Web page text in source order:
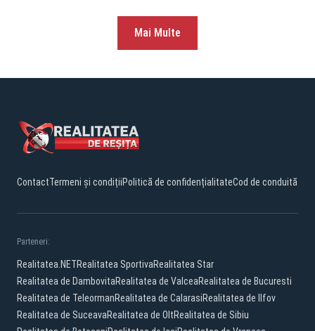
Mai Multe
ContactTermeni și condițiiPolitică de confidențialitateCod de conduită
Parteneri:
Realitatea.NETRealitatea SportivaRealitatea Star
Realitatea de DambovitaRealitatea de ValceaRealitatea de Bucuresti
Realitatea de TeleormanRealitatea de CalarasiRealitatea de Ilfov
Realitatea de SuceavaRealitatea de OltRealitatea de Sibiu